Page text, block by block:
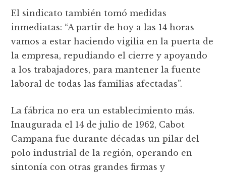
El sindicato también tomó medidas
inmediatas: “A partir de hoy a las 14 horas
vamos a estar haciendo vigilia en la puerta de
la empresa, repudiando el cierre y apoyando
a los trabajadores, para mantener la fuente
laboral de todas las familias afectadas”.
La fábrica no era un establecimiento más.
Inaugurada el 14 de julio de 1962, Cabot
Campana fue durante décadas un pilar del
polo industrial de la región, operando en
sintonía con otras grandes firmas y